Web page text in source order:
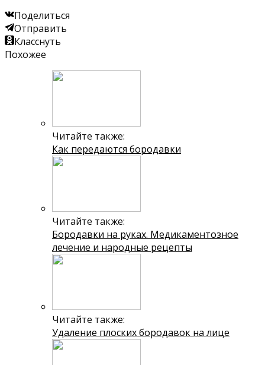
Поделиться
Отправить
Класснуть
Похожее
Читайте также:
Как передаются бородавки
Читайте также:
Бородавки на руках. Медикаментозное
лечение и народные рецепты
Читайте также:
Удаление плоских бородавок на лице